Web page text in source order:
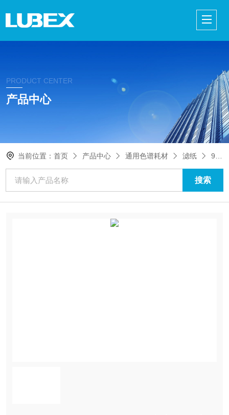
PRODUCT CENTER
产品中心
当前位置：首页 产品中心 通用色谱耗材 滤纸 9907-090Whatman 934-AH级RTU玻璃微纤维滤纸 90mm